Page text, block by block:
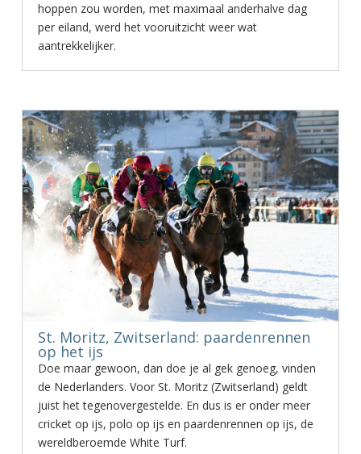
hoppen zou worden, met maximaal anderhalve dag
per eiland, werd het vooruitzicht weer wat
aantrekkelijker.
St. Moritz, Zwitserland: paardenrennen
op het ijs
Doe maar gewoon, dan doe je al gek genoeg, vinden
de Nederlanders. Voor St. Moritz (Zwitserland) geldt
juist het tegenovergestelde. En dus is er onder meer
cricket op ijs, polo op ijs en paardenrennen op ijs, de
wereldberoemde White Turf.